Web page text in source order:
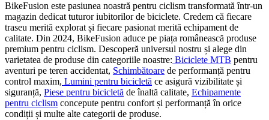
BikeFusion este pasiunea noastră pentru ciclism transformată într-un
magazin dedicat tuturor iubitorilor de biciclete. Credem că fiecare
traseu merită explorat și fiecare pasionat merită echipament de
calitate. Din 2024, BikeFusion aduce pe piața românească produse
premium pentru ciclism. Descoperă universul nostru și alege din
varietatea de produse din categoriile noastre: Biciclete MTB pentru
aventuri pe teren accidentat, Schimbătoare de performanță pentru
control maxim, Lumini pentru bicicletă ce asigură vizibilitate și
siguranță, Piese pentru bicicletă de înaltă calitate, Echipamente
pentru ciclism concepute pentru confort și performanță în orice
condiții și multe alte categorii de produse.